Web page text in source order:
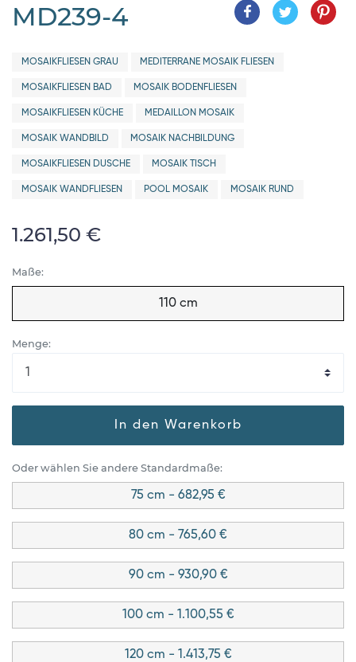
MD239-4
MOSAIKFLIESEN GRAU MEDITERRANE MOSAIK FLIESEN
MOSAIKFLIESEN BAD MOSAIK BODENFLIESEN
MOSAIKFLIESEN KÜCHE MEDAILLON MOSAIK
MOSAIK WANDBILD MOSAIK NACHBILDUNG
MOSAIKFLIESEN DUSCHE MOSAIK TISCH
MOSAIK WANDFLIESEN POOL MOSAIK MOSAIK RUND
1.261,50 €
Maße:
110 cm
Menge:
In den Warenkorb
Oder wählen Sie andere Standardmaße:
75 cm - 682,95 €
80 cm - 765,60 €
90 cm - 930,90 €
100 cm - 1.100,55 €
120 cm - 1.413,75 €